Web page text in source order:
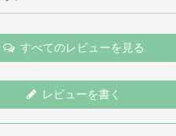
すべてのレビューを見る
レビューを書く